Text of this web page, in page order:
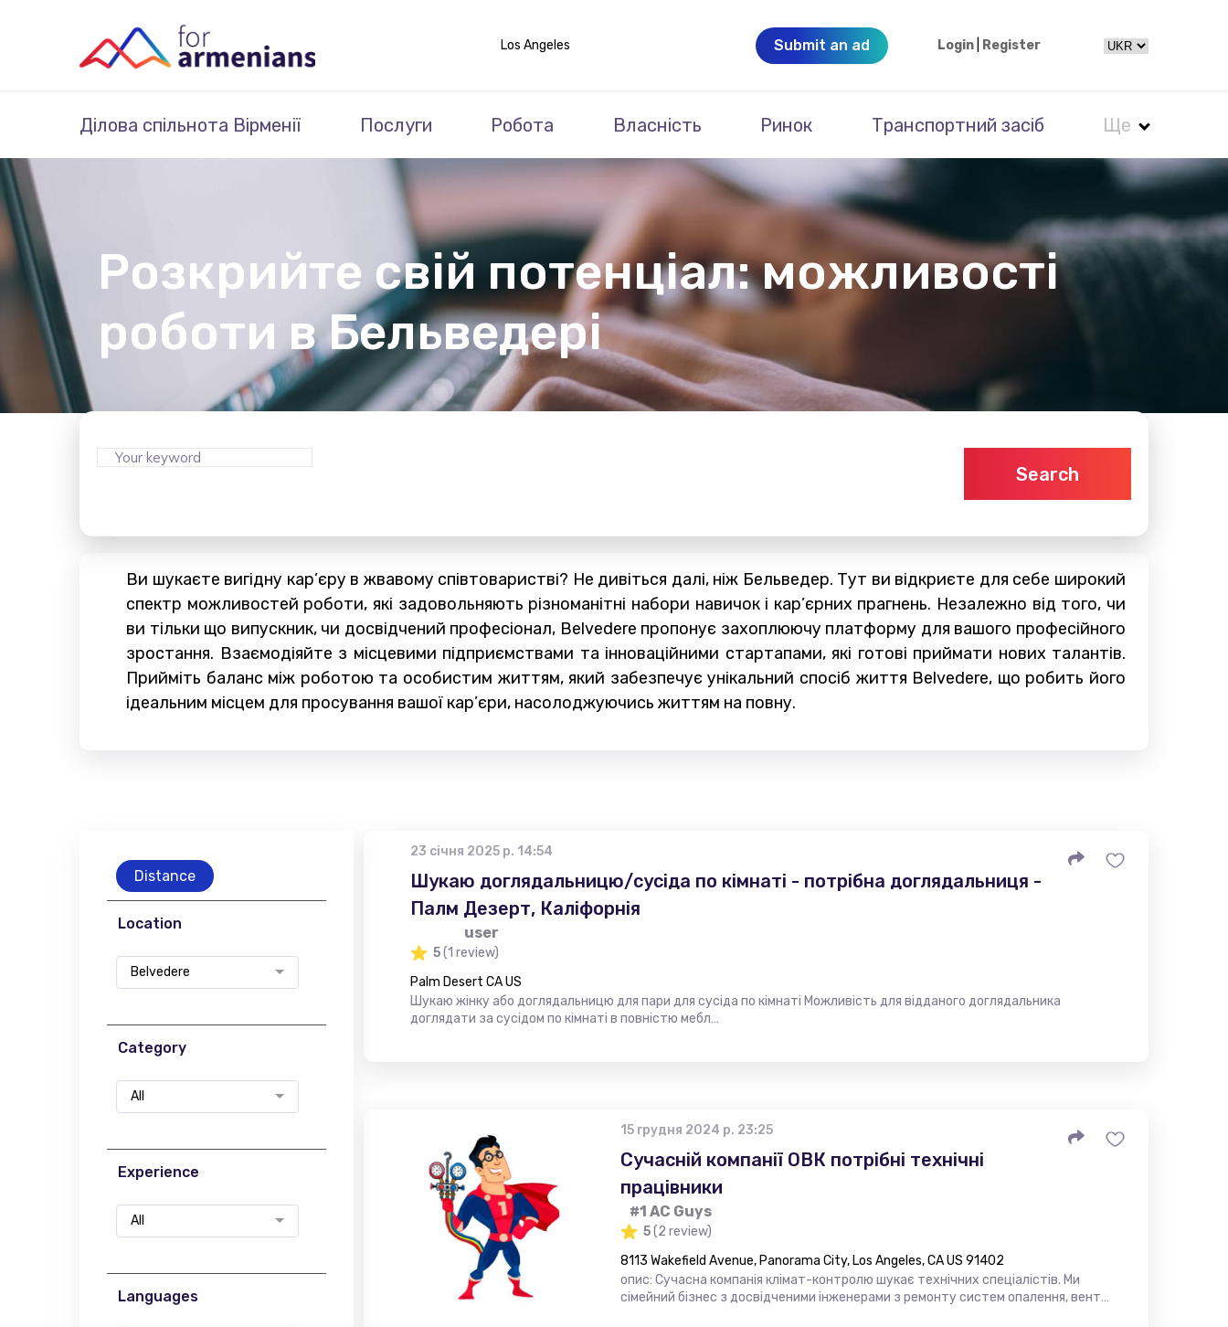
Los Angeles Submit an ad Login Register
Ділова спільнота Вірменії Послуги Робота Власність Ринок Транспортний засіб Ще
Розкрийте свій потенціал: можливості
роботи в Бельведері
Search
Ви шукаєте вигідну кар’єру в жвавому співтоваристві? Не дивіться далі, ніж Бельведер. Тут ви відкриєте для себе широкий
спектр можливостей роботи, які задовольняють різноманітні набори навичок і кар’єрних прагнень. Незалежно від того, чи
ви тільки що випускник, чи досвідчений професіонал, Belvedere пропонує захоплюючу платформу для вашого професійного
зростання. Взаємодіяйте з місцевими підприємствами та інноваційними стартапами, які готові приймати нових талантів.
Прийміть баланс між роботою та особистим життям, який забезпечує унікальний спосіб життя Belvedere, що робить його
ідеальним місцем для просування вашої кар’єри, насолоджуючись життям на повну.
Distance
Location
Belvedere
Category
All
Experience
All
Languages
23 січня 2025 р. 14:54
Шукаю доглядальницю/сусіда по кімнаті - потрібна доглядальниця -
Палм Дезерт, Каліфорнія
user
5(1 review)
Palm Desert CA US
Шукаю жінку або доглядальницю для пари для сусіда по кімнаті Можливість для відданого доглядальника
доглядати за сусідом по кімнаті в повністю мебл…
15 грудня 2024 р. 23:25
Сучасній компанії ОВК потрібні технічні
працівники
#1 AC Guys
5(2 review)
8113 Wakefield Avenue, Panorama City, Los Angeles, CA US 91402
опис: Сучасна компанія клімат-контролю шукає технічних спеціалістів. Ми
сімейний бізнес з досвідченими інженерами з ремонту систем опалення, вент…